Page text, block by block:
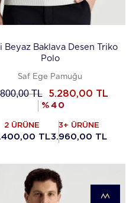
Beyaz Baklava Desen Triko
Polo
Saf Ege Pamuğu
TL 5.280,00 TL
% 40
2 ÜRÜNE
TL
3+ ÜRÜNE
3.960,00 TL